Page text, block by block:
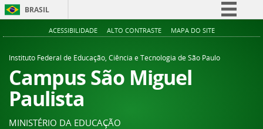
BRASIL
Simplifique!
Acesso à informação
ACESSIBILIDADE ALTO CONTRASTE MAPA DO SITE
Instituto Federal de Educação, Ciência e Tecnologia de São Paulo
Campus São Miguel
Paulista
MINISTÉRIO DA EDUCAÇÃO